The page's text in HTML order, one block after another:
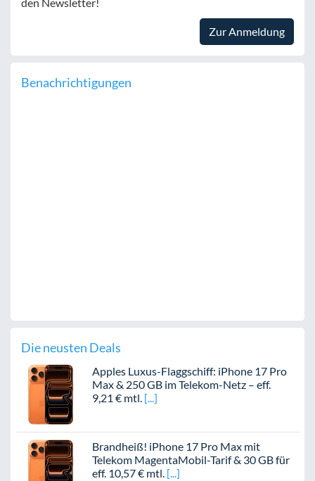
Zur Anmeldung
Benachrichtigungen
Die neusten Deals
Apples Luxus-Flaggschiff: iPhone 17 Pro
Max & 250 GB im Telekom-Netz – eff.
9,21 € mtl.
Brandheiß! iPhone 17 Pro Max mit
Telekom MagentaMobil-Tarif & 30 GB für
eff. 10,57 € mtl.